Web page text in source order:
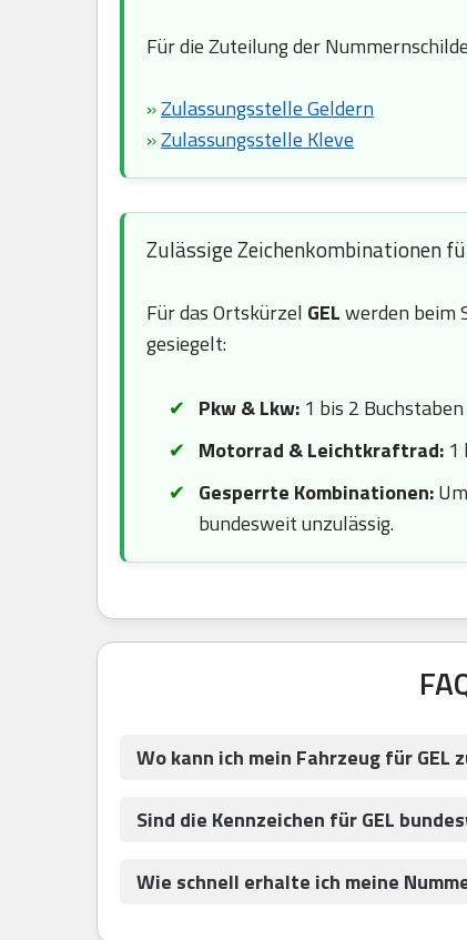
Für die Zuteilung der
»Zulassungsstelle Geldern
»Zulassungsstelle Kleve
Zulässige Zeichenkombinationen
Für das Ortskürzel GELwerden beim
gesiegelt:
Pkw & Lkw: 1 bis 2
Motorrad & Leichtkraftrad: 1
Gesperrte Kombinationen:
bundesweit unzulässig.
Wo kann ich mein Fahrzeug für GEL
Sind die Kennzeichen für GEL
Wie schnell erhalte ich meine